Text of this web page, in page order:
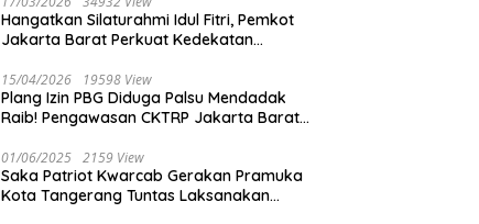
Hangatkan Silaturahmi Idul Fitri, Pemkot
Jakarta Barat Perkuat Kedekatan
15/04/2026 19598 View
Plang Izin PBG Diduga Palsu Mendadak
Raib! Pengawasan CKTRP Jakarta Barat
01/06/2025 2159 View
Saka Patriot Kwarcab Gerakan Pramuka
Kota Tangerang Tuntas Laksanakan